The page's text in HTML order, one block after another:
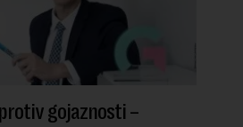
gojaznosti –